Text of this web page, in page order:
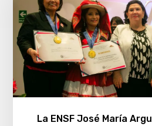
La ENSF José María